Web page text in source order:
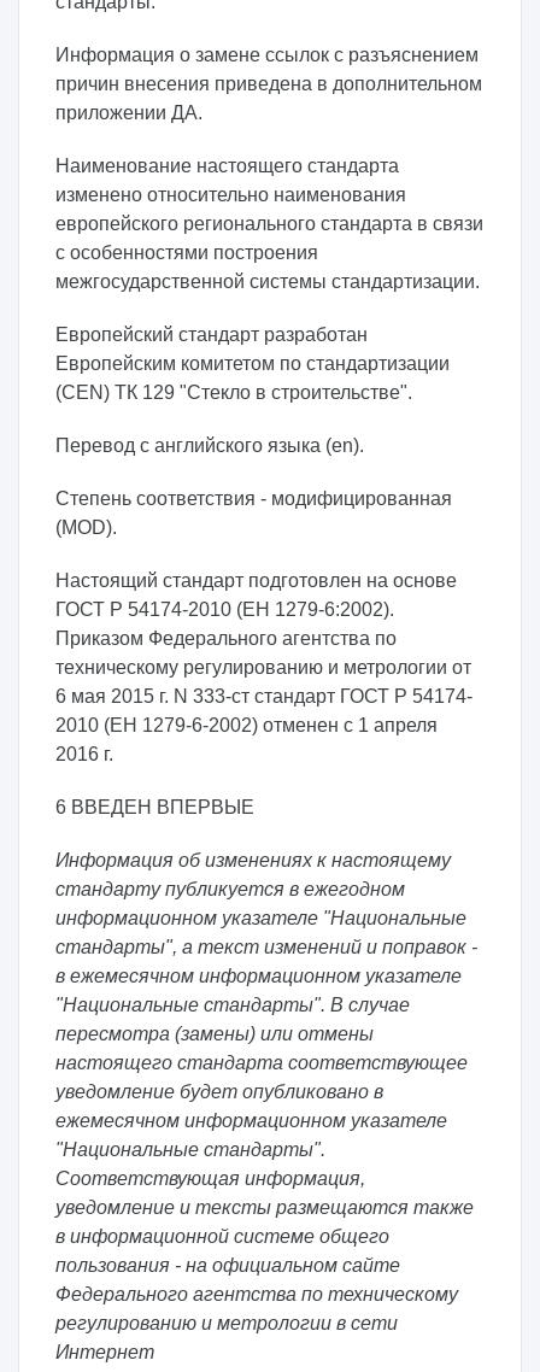
Информация о замене ссылок с разъяснением
причин внесения приведена в дополнительном
приложении ДА.
Наименование настоящего стандарта
изменено относительно наименования
европейского регионального стандарта в связи
с особенностями построения
межгосударственной системы стандартизации.
Европейский стандарт разработан
Европейским комитетом по стандартизации
(CEN) ТК 129 "Стекло в строительстве".
Перевод с английского языка (en).
Степень соответствия - модифицированная
(MOD).
Настоящий стандарт подготовлен на основе
ГОСТ Р 54174-2010 (ЕН 1279-6:2002).
Приказом Федерального агентства по
техническому регулированию и метрологии от
6 мая 2015 г. N 333-ст стандарт ГОСТ Р 54174-
2010 (ЕН 1279-6-2002) отменен с 1 апреля
2016 г.
6 ВВЕДЕН ВПЕРВЫЕ
Информация об изменениях к настоящему
стандарту публикуется в ежегодном
информационном указателе "Национальные
стандарты", а текст изменений и поправок -
в ежемесячном информационном указателе
"Национальные стандарты". В случае
пересмотра (замены) или отмены
настоящего стандарта соответствующее
уведомление будет опубликовано в
ежемесячном информационном указателе
"Национальные стандарты".
Соответствующая информация,
уведомление и тексты размещаются также
в информационной системе общего
пользования - на официальном сайте
Федерального агентства по техническому
регулированию и метрологии в сети
Интернет